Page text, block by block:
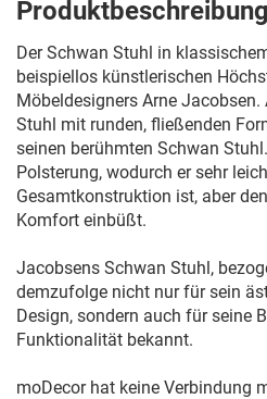
Produktbeschreibung
Der Schwan Stuhl in
beispiellos künstlerischen
Möbeldesigners Arne
Stuhl mit runden, fließenden
seinen berühmten Schwan
Polsterung, wodurch er sehr
Gesamtkonstruktion ist, aber
Komfort einbüßt.
Jacobsens Schwan Stuhl,
demzufolge nicht nur für sein
Design, sondern auch für seine
Funktionalität bekannt.
moDecor hat keine Verbindung